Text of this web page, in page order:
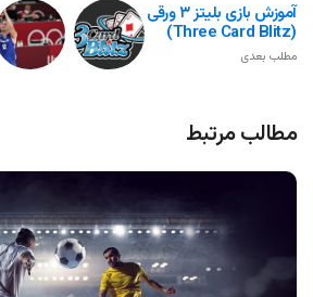
آموزش بازی بلیتز ۳ ورقی
(Three Card Blitz)
مطلب بعدی
مطالب مرتبط